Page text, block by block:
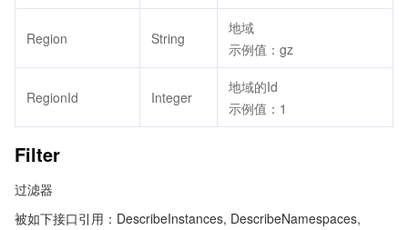
Region String
地域
示例值：gz
RegionId Integer
地域的Id
示例值：1
Filter
过滤器
被如下接口引用：DescribeInstances, DescribeNamespaces,